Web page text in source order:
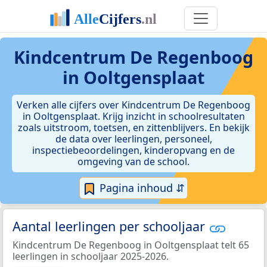
Kindcentrum De Regenboog
in Ooltgensplaat
Verken alle cijfers over Kindcentrum De Regenboog
in Ooltgensplaat. Krijg inzicht in schoolresultaten
zoals uitstroom, toetsen, en zittenblijvers. En bekijk
de data over leerlingen, personeel,
inspectiebeoordelingen, kinderopvang en de
omgeving van de school.
Pagina inhoud ⇵
Aantal leerlingen per schooljaar
Kindcentrum De Regenboog in Ooltgensplaat telt 65
leerlingen in schooljaar 2025-2026.